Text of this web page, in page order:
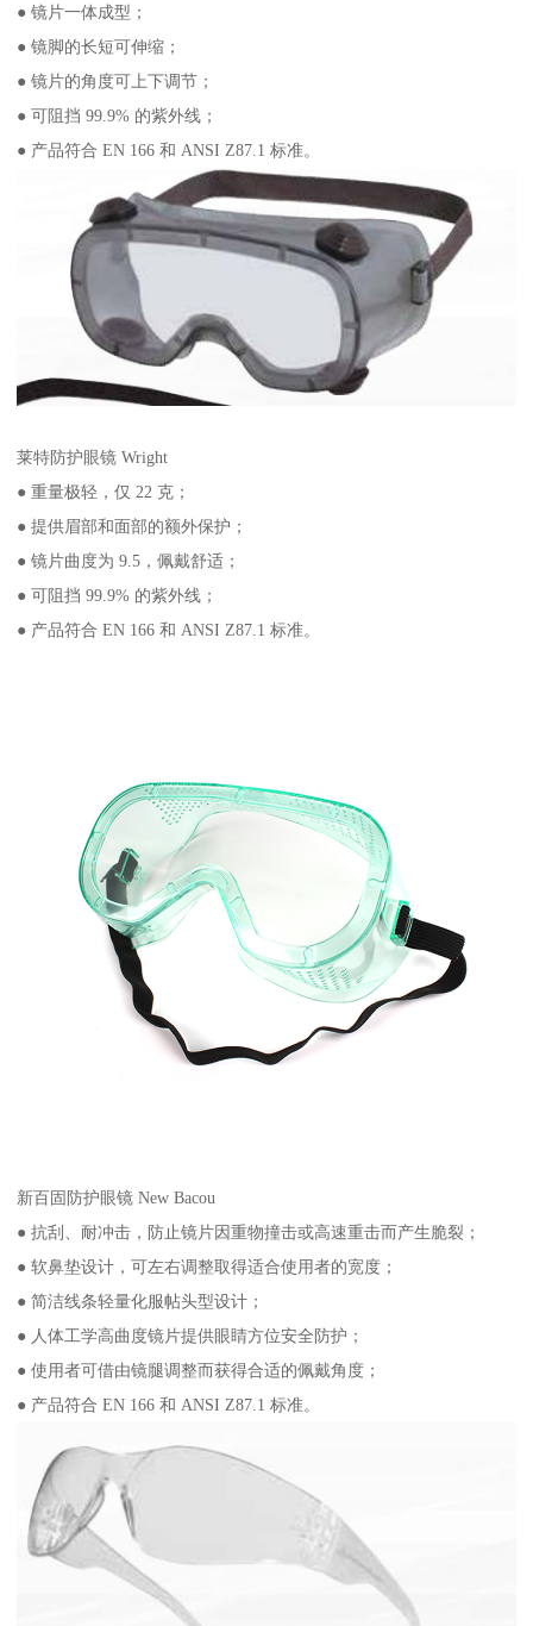
● 镜片一体成型；
● 镜脚的长短可伸缩；
● 镜片的角度可上下调节；
● 可阻挡 99.9% 的紫外线；
● 产品符合 EN 166 和 ANSI Z87.1 标准。
莱特防护眼镜 Wright
● 重量极轻，仅 22 克；
● 提供眉部和面部的额外保护；
● 镜片曲度为 9.5，佩戴舒适；
● 可阻挡 99.9% 的紫外线；
● 产品符合 EN 166 和 ANSI Z87.1 标准。
新百固防护眼镜 New Bacou
● 抗刮、耐冲击，防止镜片因重物撞击或高速重击而产生脆裂；
● 软鼻垫设计，可左右调整取得适合使用者的宽度；
● 简洁线条轻量化服帖头型设计；
● 人体工学高曲度镜片提供眼睛方位安全防护；
● 使用者可借由镜腿调整而获得合适的佩戴角度；
● 产品符合 EN 166 和 ANSI Z87.1 标准。